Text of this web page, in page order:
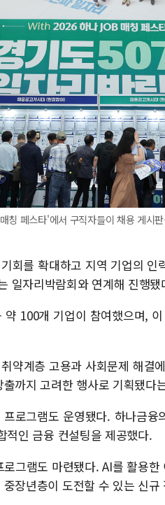
칭 페스타'에서 구직자들이 채용 게시
회를 확대하고 지역 기업의
일자리박람회와 연계해 진행됐
약 100개 기업이 참여했으며,
약계층 고용과 사회문제 해결
까지 고려한 행사로 기획됐다
로그램도 운영됐다. 하나금
적인 금융 컨설팅을 제공했다.
그램도 마련됐다. AI를 활용
장년층이 도전할 수 있는 신